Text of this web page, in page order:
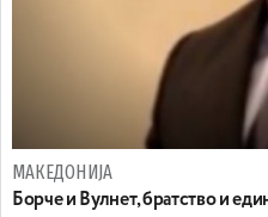
МАКЕДОНИЈА
Борче и Вулнет, братство и